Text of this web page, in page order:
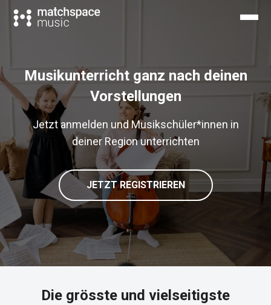
Musikunterricht ganz nach deinen
Vorstellungen
Jetzt anmelden und Musikschüler*innen in
deiner Region unterrichten
JETZT REGISTRIEREN
Die grösste und vielseitigste